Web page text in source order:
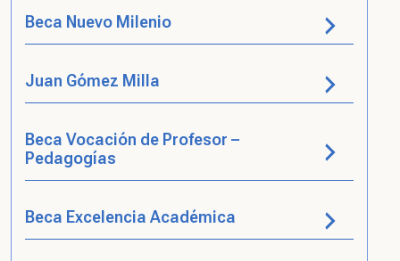
Beca Nuevo Milenio
Juan Gómez Milla
Beca Vocación de Profesor –
Pedagogías
Beca Excelencia Académica